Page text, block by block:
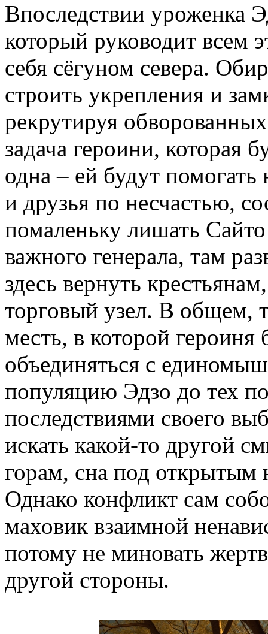
Впоследствии уроженка
который руководит всем
себя сёгуном севера.
строить укрепления и
рекрутируя
задача героини, которая
одна – ей будут
и друзья по несчастью,
помаленьку лишать
важного генерала, там
здесь вернуть
торговый узел. В общем,
месть, в которой героиня
объединяться с
популяцию Эдзо до тех
последствиями своего
искать какой-то другой
горам, сна под
Однако конфликт сам
маховик взаимной
потому не миновать
другой стороны.